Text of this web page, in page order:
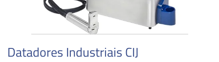
Datadores Industriais CIJ